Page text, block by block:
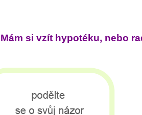
si vzít hypotéku, nebo